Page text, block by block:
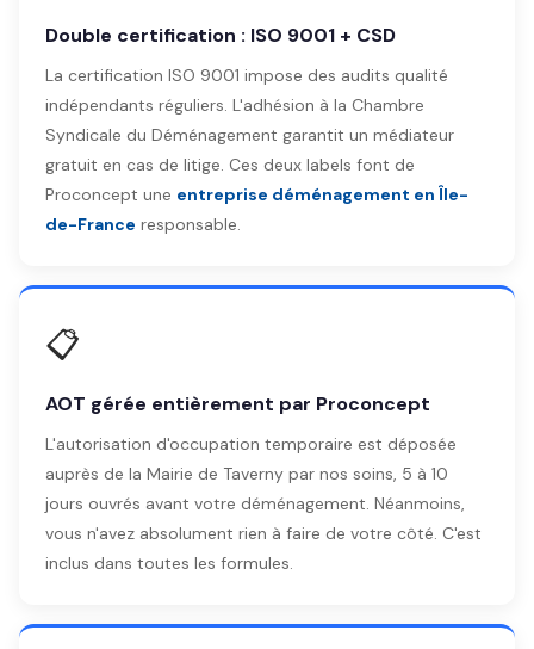
Double certification : ISO 9001 + CSD
La certification ISO 9001 impose des audits qualité
indépendants réguliers. L'adhésion à la Chambre
Syndicale du Déménagement garantit un médiateur
gratuit en cas de litige. Ces deux labels font de
Proconcept une entreprise déménagement en Île-
de-France responsable.
📋
AOT gérée entièrement par Proconcept
L'autorisation d'occupation temporaire est déposée
auprès de la Mairie de Taverny par nos soins, 5 à 10
jours ouvrés avant votre déménagement. Néanmoins,
vous n'avez absolument rien à faire de votre côté. C'est
inclus dans toutes les formules.